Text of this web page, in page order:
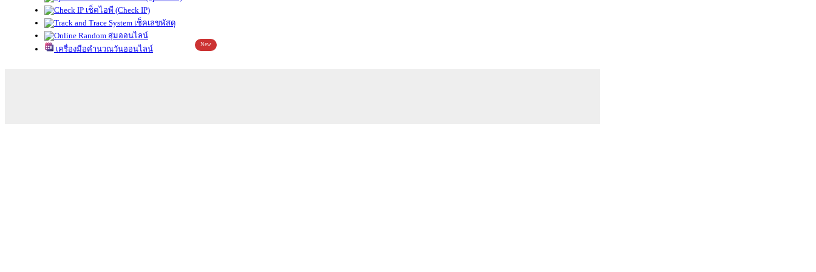
เช็คไอพี (Check IP)
เช็คเลขพัสดุ
สุ่มออนไลน์
เครื่องมือคำนวณวันออนไลน์
New